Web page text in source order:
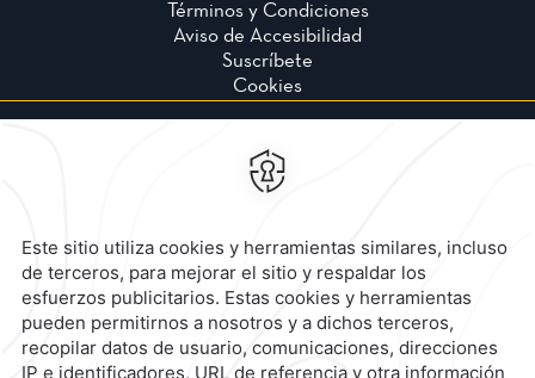
Términos y Condiciones
Aviso de Accesibilidad
Suscríbete
Cookies
Calzada General Mariano
Escobedo 700, Anzures,
Reservaciones|800 901 2300
contacto@caminoreal.com
reservaciones@caminoreal.com